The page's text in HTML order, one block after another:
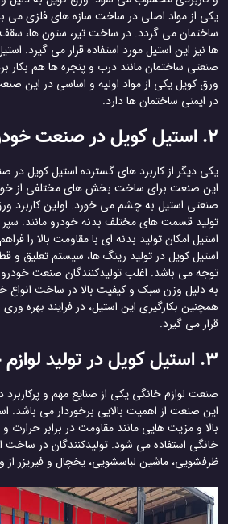
یکی از مواد اصلی در ساخت سازه های فلزی می
ساختمان می گردد. در ساخت تیر، ستون ها،
ها نیز این استیل مورد استفاده قرار می گیرد.
صنعتی ساختمان مانند درب و پنجره ها هم بکار
ورق کویل یکی از مواد اولیه و اساسی در این
در ایمنی ساختمان ها دارد.
2. استیل کویل در صنعت خودروسازی:
یکی دیگر از کاربرد های گسترده استیل کویل
این صنعت برای ساخت بخش های مختلفی از
صنعتی استیل به چشم می خورد. اولین کاربرد
تولید قسمت های مختلف بدنه خودرو مانند:
استیل امکان تولید بدنه ای با مقاومت بالا را
استیل کویل در تولید رینگ ها، سیستم تعلیق و
توجه می باشد. اغلب تولیدکنندگان صنعت
به دلیل وزن سبک و کیفیت بالا در ساخت انواع
همچنین بکارگیری این استیل، در فرایند بهره
قرار می گیرد.
3. استیل کویل در تولید لوازم خانگی:
صنعت لوازم خانگی یکی از صنایع مهم و
این صنعت از اهمیت بالایی برخوردار می باشد.
بالا و مزیت هایی مانند مقاومت در برابر حرارت و
خانگی استفاده می شود. تولیدکنندگان در ساخت
ظرفشویی، ماشین لباسشویی، یخچال و فیریزر از